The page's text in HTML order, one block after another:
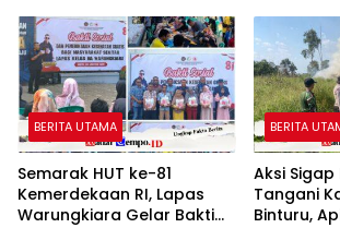
BERITA UTAMA
Semarak HUT ke-81
Kemerdekaan RI, Lapas
Warungkiara Gelar Bakti
BERITA
Aksi
Tangani
Binturu,